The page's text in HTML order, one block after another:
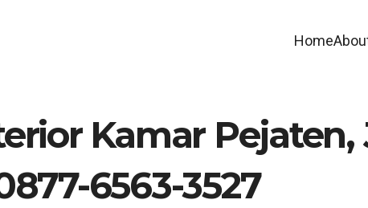
Home
Kamar Pejaten,
6563-3527